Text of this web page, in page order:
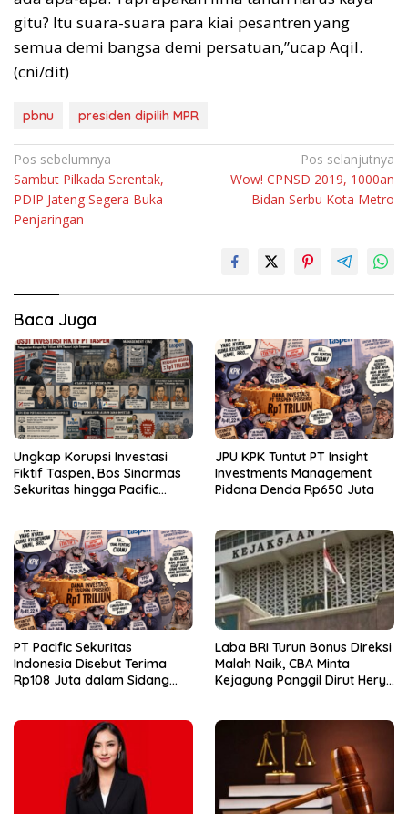
gitu? Itu suara-suara para kiai pesantren yang
semua demi bangsa demi persatuan,”ucap Aqil.
(cni/dit)
pbnu presiden dipilih MPR
Navigasi
pos
Pos sebelumnya
Sambut Pilkada Serentak,
PDIP Jateng Segera Buka
Penjaringan
Pos selanjutnya
Wow! CPNSD 2019, 1000an
Bidan Serbu Kota Metro
Baca Juga
Ungkap Korupsi Investasi
Fiktif Taspen, Bos Sinarmas
Sekuritas hingga Pacific
JPU KPK Tuntut PT Insight
Investments Management
Pidana Denda Rp650 Juta
PT Pacific Sekuritas
Indonesia Disebut Terima
Rp108 Juta dalam Sidang
Laba BRI Turun Bonus Direksi
Malah Naik, CBA Minta
Kejagung Panggil Dirut Hery